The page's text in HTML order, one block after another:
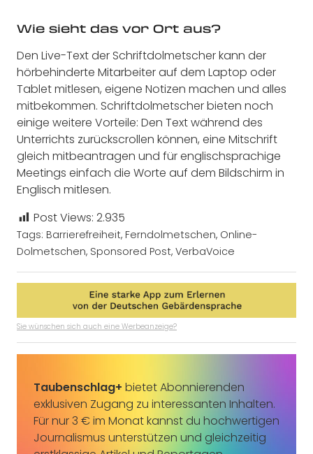
Wie sieht das vor Ort aus?
Den Live-Text der Schriftdolmetscher kann der
hörbehinderte Mitarbeiter auf dem Laptop oder
Tablet mitlesen, eigene Notizen machen und alles
mitbekommen. Schriftdolmetscher bieten noch
einige weitere Vorteile: Den Text während des
Unterrichts zurückscrollen können, eine Mitschrift
gleich mitbeantragen und für englischsprachige
Meetings einfach die Worte auf dem Bildschirm in
Englisch mitlesen.
Post Views: 2.935
Tags: Barrierefreiheit, Ferndolmetschen, Online-
Dolmetschen, Sponsored Post, VerbaVoice
Sie wünschen sich auch eine Werbeanzeige?
Taubenschlag+ bietet Abonnierenden
exklusiven Zugang zu interessanten Inhalten.
Für nur 3 € im Monat kannst du hochwertigen
Journalismus unterstützen und gleichzeitig